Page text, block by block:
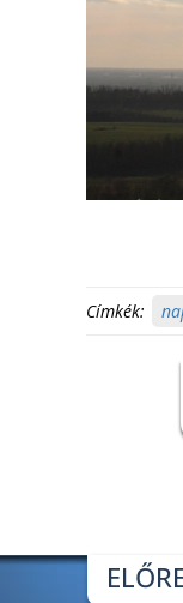
Címkék: